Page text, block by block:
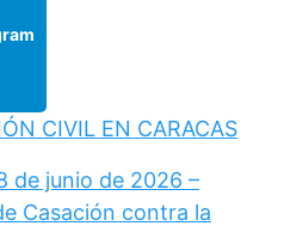
CIVIL EN CARACAS
de junio de 2026 –
Casación contra la